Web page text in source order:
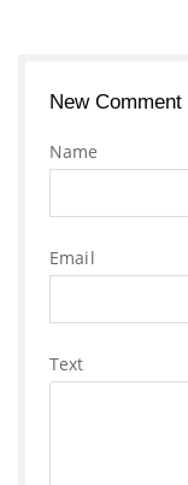
New Comment
Name
Email
Text